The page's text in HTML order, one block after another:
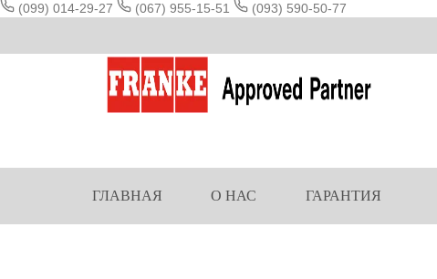
(099) 014-29-27
(067) 955-15-51
(093) 590-50-77
ГЛАВНАЯ О НАС ГАРАНТИЯ